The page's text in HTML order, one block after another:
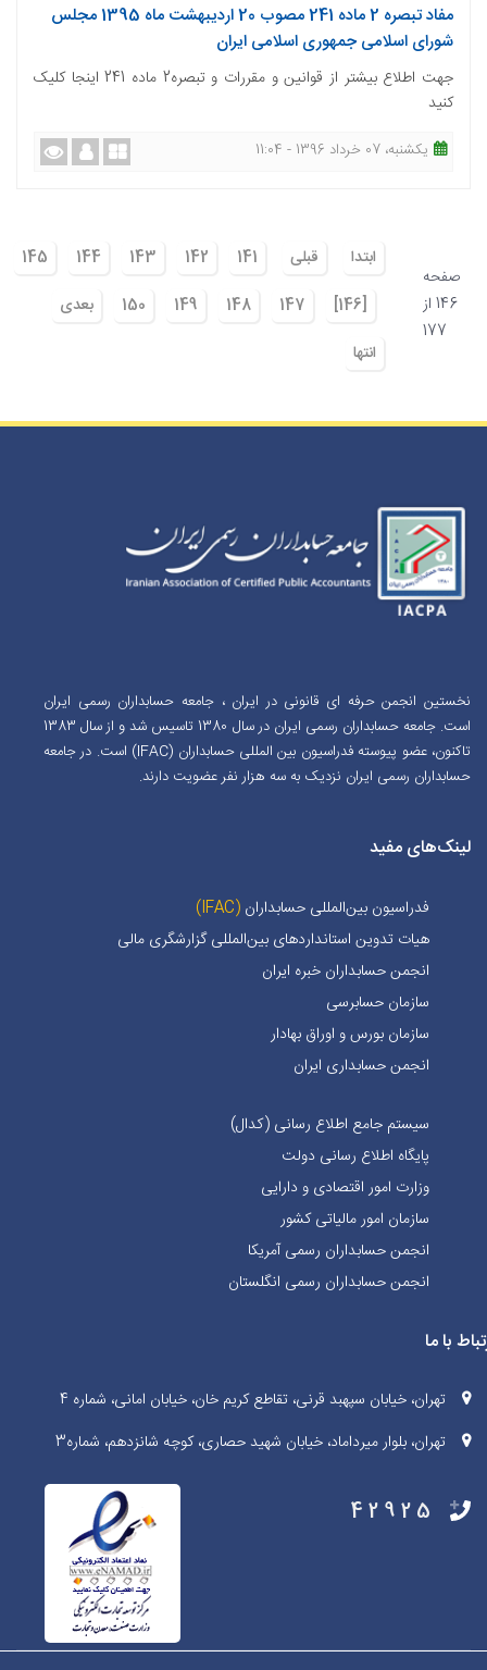
مفاد تبصره 2 ماده 241 مصوب 20 اردیبهشت ماه 1395 مجلس
شورای اسلامی جمهوری اسلامی ایران
جهت اطلاع بیشتر از قوانین و مقررات و تبصره2 ماده 241 اینجا کلیک
کنید
یکشنبه، 07 خرداد 1396 - 11:04
صفحه
146 از
177
ابتدا قبلی 141
142
143
144
145
[146]
147
148
149
150
بعدی
انتها
نخستین انجمن حرفه ای قانونی در ایران ، جامعه حسابداران رسمی ایران
است. جامعه حسابداران رسمی ایران در سال 1380 تاسیس شد و از سال 1383
تاکنون، عضو پیوسته فدراسیون بین المللی حسابداران (IFAC) است. در جامعه
حسابداران رسمی ایران نزدیک به سه هزار نفر عضویت دارند.
لینک‌های مفید
فدراسیون بین‌المللی حسابداران (IFAC)
هیات تدوین استانداردهای بین‌المللی گزارشگری مالی
انجمن حسابداران خبره ايران
سازمان حسابرسی
سازمان بورس و اوراق بهادار
انجمن حسابداری ایران
سیستم جامع اطلاع رسانی (کدال)
پایگاه اطلاع رسانی دولت
وزارت امور اقتصادی و دارایی
سازمان امور مالیاتی کشور
انجمن حسابداران رسمی آمریکا
انجمن حسابداران رسمی انگلستان
با ما
تهران، خیابان سپهبد قرنی، تقاطع کریم خان، خیابان امانی، شماره 4
تهران، بلوار میرداماد، خیابان شهید حصاری، کوچه شانزدهم، شماره3
42925